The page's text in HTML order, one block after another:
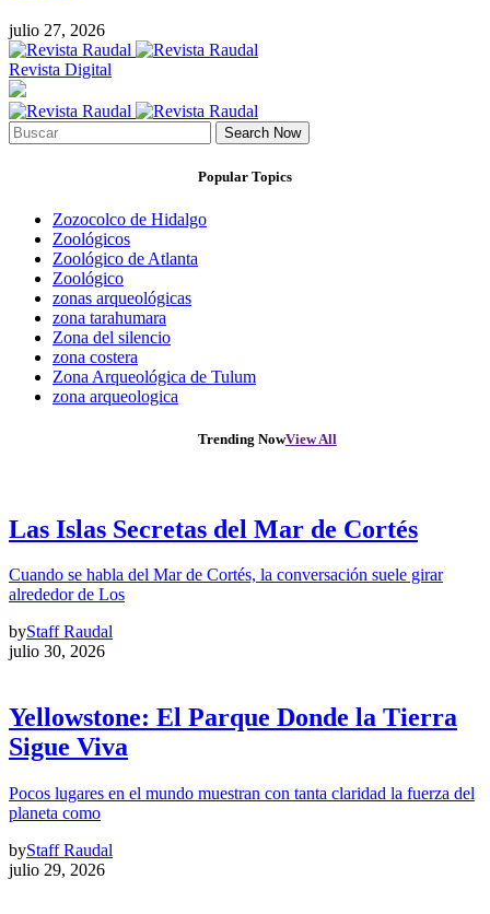
julio 27, 2026
Revista Digital
Search Now
Popular Topics
Zozocolco de Hidalgo
Zoológicos
Zoológico de Atlanta
Zoológico
zonas arqueológicas
zona tarahumara
Zona del silencio
zona costera
Zona Arqueológica de Tulum
zona arqueologica
Trending NowView All
Las Islas Secretas del Mar de Cortés
Cuando se habla del Mar de Cortés, la conversación suele girar
alrededor de Los
byStaff Raudal
julio 30, 2026
Yellowstone: El Parque Donde la Tierra
Sigue Viva
Pocos lugares en el mundo muestran con tanta claridad la fuerza del
planeta como
byStaff Raudal
julio 29, 2026